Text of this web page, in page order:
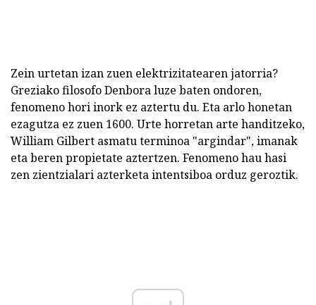
Zein urtetan izan zuen elektrizitatearen jatorria?
Greziako filosofo Denbora luze baten ondoren,
fenomeno hori inork ez aztertu du. Eta arlo honetan
ezagutza ez zuen 1600. Urte horretan arte handitzeko,
William Gilbert asmatu terminoa "argindar", imanak
eta beren propietate aztertzen. Fenomeno hau hasi
zen zientzialari azterketa intentsiboa orduz geroztik.